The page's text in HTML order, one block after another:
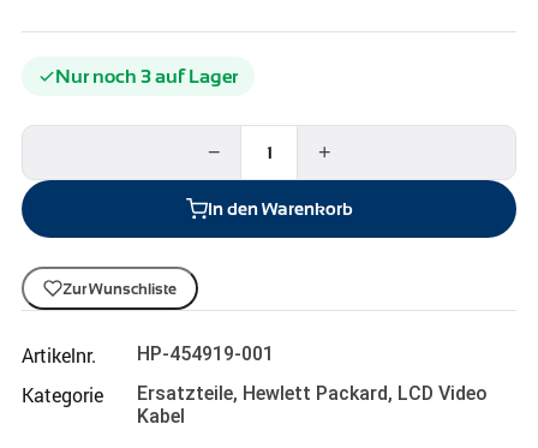
Nur noch 3 auf Lager
− +
In den Warenkorb
Zur Wunschliste
Artikelnr. HP-454919-001
Kategorie Ersatzteile, Hewlett Packard, LCD Video
Kabel